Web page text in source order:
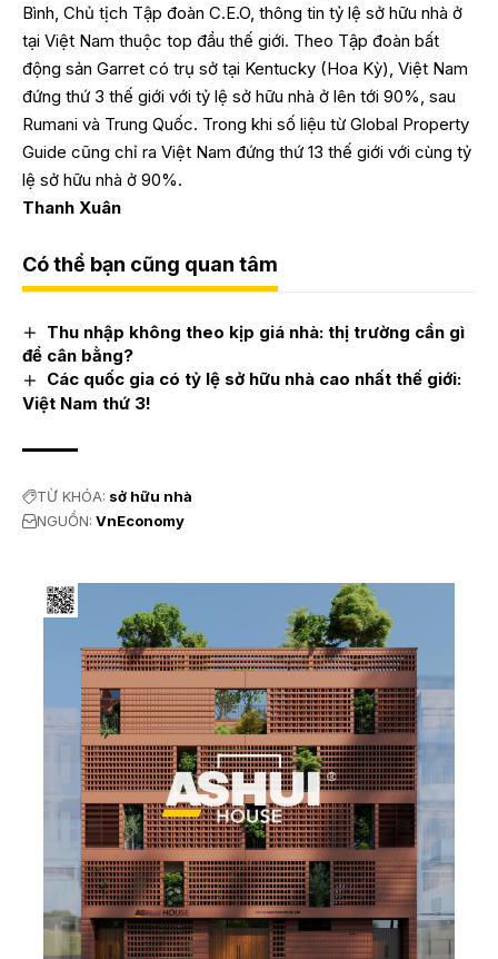
Bình, Chủ tịch Tập đoàn C.E.O, thông tin tỷ lệ sở hữu nhà ở
tại Việt Nam thuộc top đầu thế giới. Theo Tập đoàn bất
động sản Garret có trụ sở tại Kentucky (Hoa Kỳ), Việt Nam
đứng thứ 3 thế giới với tỷ lệ sở hữu nhà ở lên tới 90%, sau
Rumani và Trung Quốc. Trong khi số liệu từ Global Property
Guide cũng chỉ ra Việt Nam đứng thứ 13 thế giới với cùng tỷ
lệ sở hữu nhà ở 90%.
Thanh Xuân
Có thể bạn cũng quan tâm
Thu nhập không theo kịp giá nhà: thị trường cần gì
để cân bằng?
Các quốc gia có tỷ lệ sở hữu nhà cao nhất thế giới:
Việt Nam thứ 3!
TỪ KHÓA: sở hữu nhà
NGUỒN: VnEconomy